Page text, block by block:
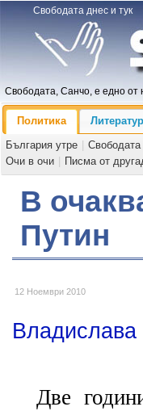
Свободата днес и тук
Свободата, Санчо, е едно от
Политика
България утре
Свободата
Очи в очи
Писма от
В
Путин
12 Ноември 2010
Две